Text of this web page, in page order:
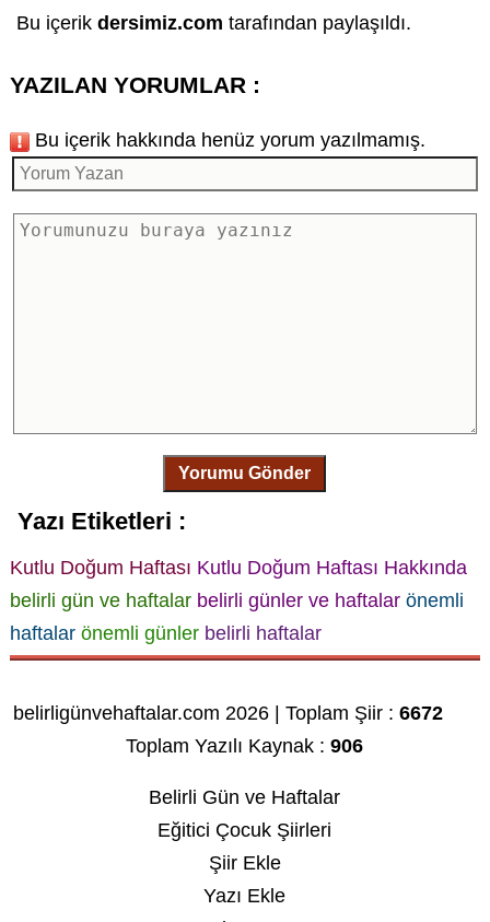
Bu içerik dersimiz.com tarafından paylaşıldı.
YAZILAN YORUMLAR :
Bu içerik hakkında henüz yorum yazılmamış.
Yorumu Gönder
Yazı Etiketleri :
Kutlu Doğum Haftası Kutlu Doğum Haftası Hakkında
belirli gün ve haftalar belirli günler ve haftalar önemli
haftalar önemli günler belirli haftalar
belirligünvehaftalar.com 2026 | Toplam Şiir :6672
Toplam Yazılı Kaynak :906
Belirli Gün ve Haftalar
Eğitici Çocuk Şiirleri
Şiir Ekle
Yazı Ekle